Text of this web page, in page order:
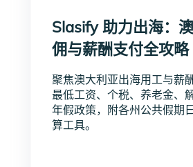
Slasify 助力出海：
佣与薪酬支付全攻略
聚焦澳大利亚出海用工与薪
最低工资、个税、养老金、
年假政策，附各州公共假期
算工具。